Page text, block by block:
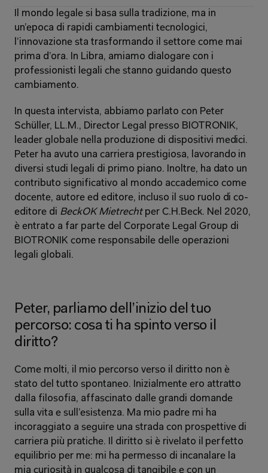
Il mondo legale si basa sulla tradizione, ma in
un’epoca di rapidi cambiamenti tecnologici,
l’innovazione sta trasformando il settore come mai
prima d’ora. In Libra, amiamo dialogare con i
professionisti legali che stanno guidando questo
cambiamento.
In questa intervista, abbiamo parlato con Peter
Schüller, LL.M., Director Legal presso BIOTRONIK,
leader globale nella produzione di dispositivi medici.
Peter ha avuto una carriera prestigiosa, lavorando in
diversi studi legali di primo piano. Inoltre, ha dato un
contributo significativo al mondo accademico come
docente, autore ed editore, incluso il suo ruolo di co-
editore di BeckOK Mietrecht per C.H.Beck. Nel 2020,
è entrato a far parte del Corporate Legal Group di
BIOTRONIK come responsabile delle operazioni
legali globali.
Peter, parliamo dell’inizio del tuo
percorso: cosa ti ha spinto verso il
diritto?
Come molti, il mio percorso verso il diritto non è
stato del tutto spontaneo. Inizialmente ero attratto
dalla filosofia, affascinato dalle grandi domande
sulla vita e sull’esistenza. Ma mio padre mi ha
incoraggiato a seguire una strada con prospettive di
carriera più pratiche. Il diritto si è rivelato il perfetto
equilibrio per me: mi ha permesso di incanalare la
mia curiosità in qualcosa di tangibile e con un